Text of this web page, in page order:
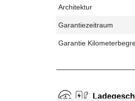
Architektur
Garantiezeitraum
Garantie